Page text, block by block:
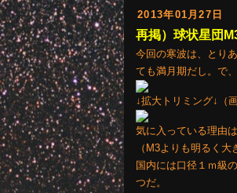
2013年01月27日
再掲）球状星団
今回の寒波は、とり
ても満月期だし。で
↓拡大トリミング↓（
気に入っている理由
（M3よりも明るく
国内には口径１ｍ級
つだ。